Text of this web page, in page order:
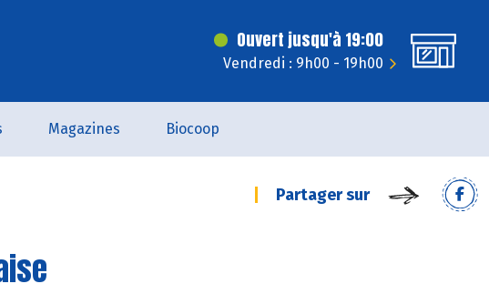
Ouvert jusqu'à 19:00
Vendredi : 9h00 - 19h00
Magazines Biocoop
Partager sur